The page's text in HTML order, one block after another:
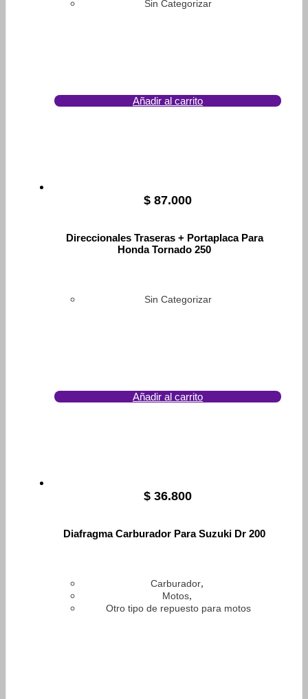
Sin Categorizar
Añadir al carrito
$ 87.000
Direccionales Traseras + Portaplaca Para
Honda Tornado 250
Sin Categorizar
Añadir al carrito
$ 36.800
Diafragma Carburador Para Suzuki Dr 200
Carburador,
Motos,
Otro tipo de repuesto para motos